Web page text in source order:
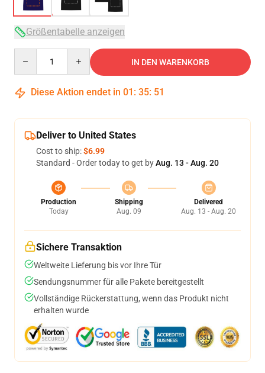
Größentabelle anzeigen
IN DEN WARENKORB
Diese Aktion endet in 01 : 35: 50
Deliver to United States
Cost to ship:$6.99
Standard - Order today to get byAug. 13 - Aug. 20
Production
Today
Shipping
Aug. 09
Delivered
Aug. 13 - Aug. 20
Sichere Transaktion
Weltweite Lieferung bis vor Ihre Tür
Sendungsnummer für alle Pakete bereitgestellt
Vollständige Rückerstattung, wenn das Produkt nicht
erhalten wurde